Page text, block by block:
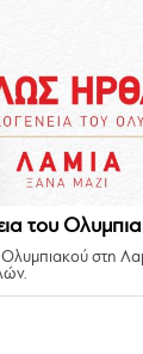
του
στη